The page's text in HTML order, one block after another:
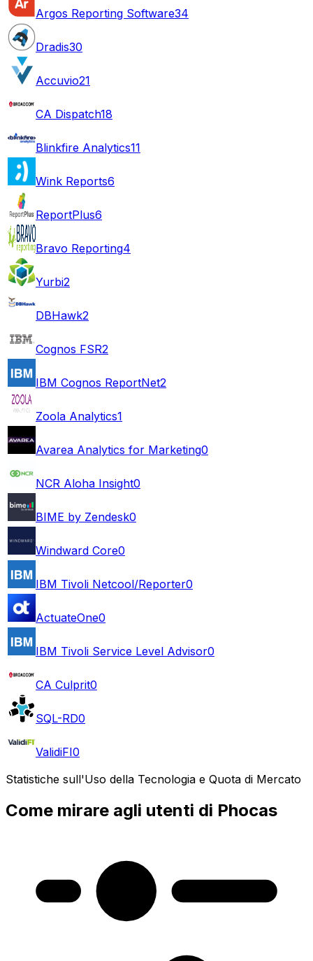
Argos Reporting Software34
Dradis30
Accuvio21
CA Dispatch18
Blinkfire Analytics11
Wink Reports6
ReportPlus6
Bravo Reporting4
Yurbi2
DBHawk2
Cognos FSR2
IBM Cognos ReportNet2
Zoola Analytics1
Avarea Analytics for Marketing0
NCR Aloha Insight0
BIME by Zendesk0
Windward Core0
IBM Tivoli Netcool/Reporter0
ActuateOne0
IBM Tivoli Service Level Advisor0
CA Culprit0
SQL-RD0
ValidiFI0
Statistiche sull'Uso della Tecnologia e Quota di Mercato
Come mirare agli utenti di Phocas